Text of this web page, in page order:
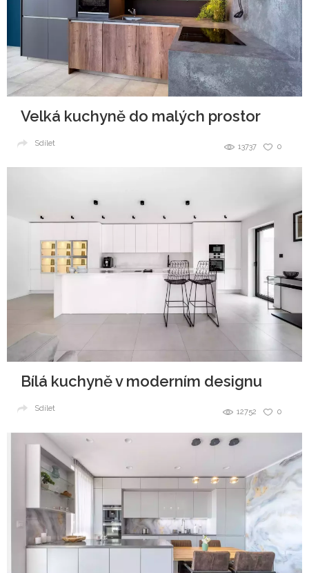
Velká kuchyně do malých prostor
0
13737
Sdílet
Bílá kuchyně v moderním designu
0
12752
Sdílet